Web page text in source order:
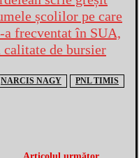
NARCIS NAGY PNL TIMIS